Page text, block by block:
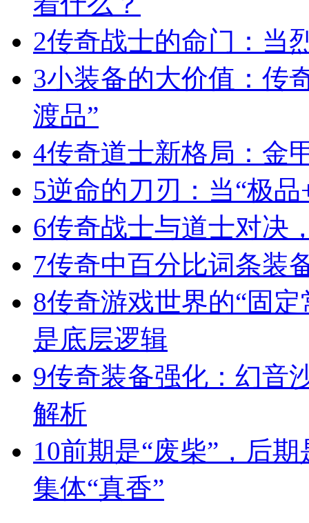
2传奇战士的命门：当
3小装备的大价值：传
渡品”
4传奇道士新格局：金
5逆命的刀刃：当“极
6传奇战士与道士对决
7传奇中百分比词条装
8传奇游戏世界的“固
是底层逻辑
9传奇装备强化：幻音
解析
10前期是“废柴”，后
集体“真香”